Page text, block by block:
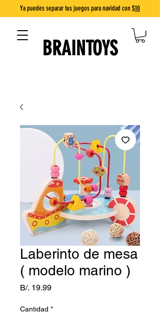
Ya puedes separar tus juegos para navidad con $10
BRAINTOYS
Laberinto de mesa
( modelo marino )
B/. 19.99Precio
Cantidad *